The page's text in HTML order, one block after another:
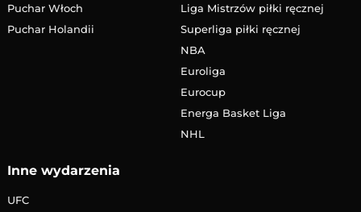
Puchar Włoch
Puchar Holandii
Liga Mistrzów piłki ręcznej
Superliga piłki ręcznej
NBA
Euroliga
Eurocup
Energa Basket Liga
NHL
Inne wydarzenia
UFC